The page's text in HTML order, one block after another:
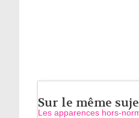
Sur le même
Les apparences hors-